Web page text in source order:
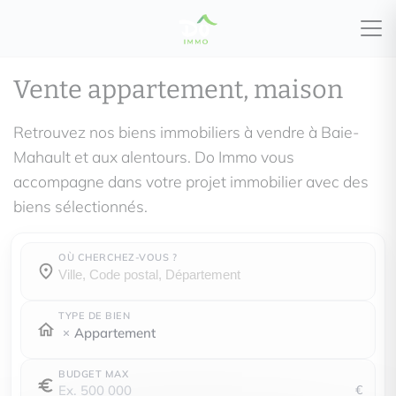
Vente appartement, maison
Retrouvez nos biens immobiliers à vendre à Baie-
Mahault et aux alentours. Do Immo vous
accompagne dans votre projet immobilier avec des
biens sélectionnés.
OÙ CHERCHEZ-VOUS ?
Où cherchez-vous ?
Où cherchez-vous ?
TYPE DE BIEN
Appartement
BUDGET MAX
€